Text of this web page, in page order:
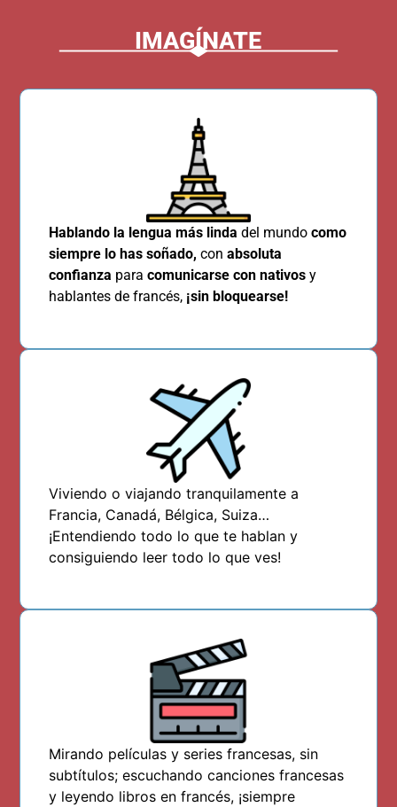
IMAGÍNATE
Hablando la lengua más lindadel mundocomo
siempre lo has soñado, conabsoluta
confianza paracomunicarse con nativos y
hablantes de francés, ¡sin bloquearse!
Viviendo o viajando tranquilamente a
Francia, Canadá, Bélgica, Suiza…
¡Entendiendo todo lo que te hablan y
consiguiendo leer todo lo que ves!
Mirando películas y series francesas, sin
subtítulos; escuchando canciones francesas
y leyendo libros en francés, ¡siempre